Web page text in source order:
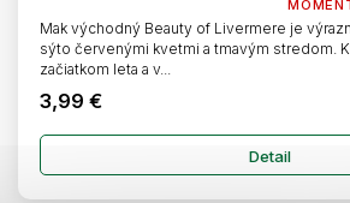
3,99 €
Detail
Mak východný Beauty of Livermere je
sýto červenými kvetmi a tmavým stredom.
začiatkom leta a v...